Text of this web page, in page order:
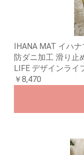
IHANA MAT イハ
防ダニ加工 滑り止
LIFE デザインライ
￥8,470